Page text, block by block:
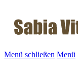
Menü schließen Menü